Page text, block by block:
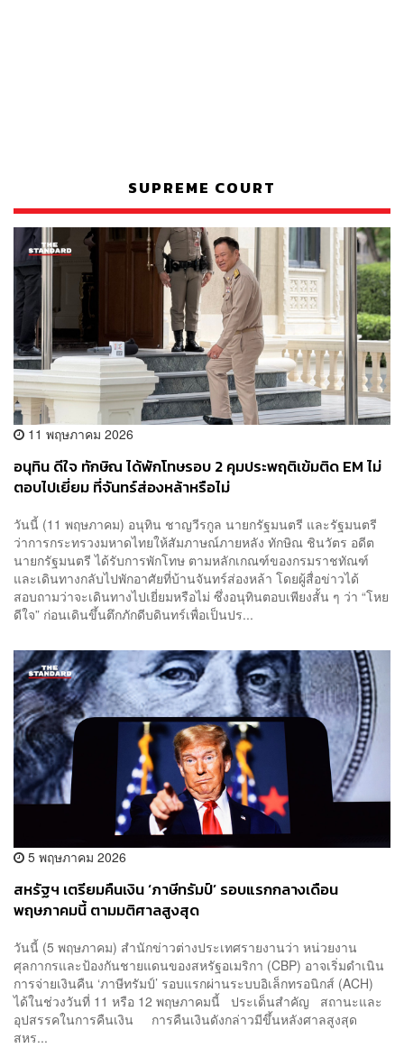
SUPREME COURT
11 พฤษภาคม 2026
อนุทิน ดีใจ ทักษิณ ได้พักโทษรอบ 2 คุมประพฤติเข้มติด EM ไม่
ตอบไปเยี่ยม ที่จันทร์ส่องหล้าหรือไม่
วันนี้ (11 พฤษภาคม) อนุทิน ชาญวีรกูล นายกรัฐมนตรี และรัฐมนตรี
ว่าการกระทรวงมหาดไทยให้สัมภาษณ์ภายหลัง ทักษิณ ชินวัตร อดีต
นายกรัฐมนตรี ได้รับการพักโทษ ตามหลักเกณฑ์ของกรมราชทัณฑ์
และเดินทางกลับไปพักอาศัยที่บ้านจันทร์ส่องหล้า โดยผู้สื่อข่าวได้
สอบถามว่าจะเดินทางไปเยี่ยมหรือไม่ ซึ่งอนุทินตอบเพียงสั้น ๆ ว่า “โหย
ดีใจ” ก่อนเดินขึ้นตึกภักดีบดินทร์เพื่อเป็นปร...
5 พฤษภาคม 2026
สหรัฐฯ เตรียมคืนเงิน ‘ภาษีทรัมป์’ รอบแรกกลางเดือน
พฤษภาคมนี้ ตามมติศาลสูงสุด
วันนี้ (5 พฤษภาคม) สำนักข่าวต่างประเทศรายงานว่า หน่วยงาน
ศุลกากรและป้องกันชายแดนของสหรัฐอเมริกา (CBP) อาจเริ่มดำเนิน
การจ่ายเงินคืน ‘ภาษีทรัมป์’ รอบแรกผ่านระบบอิเล็กทรอนิกส์ (ACH)
ได้ในช่วงวันที่ 11 หรือ 12 พฤษภาคมนี้ ประเด็นสำคัญ สถานะและ
อุปสรรคในการคืนเงิน การคืนเงินดังกล่าวมีขึ้นหลังศาลสูงสุด
สหร...